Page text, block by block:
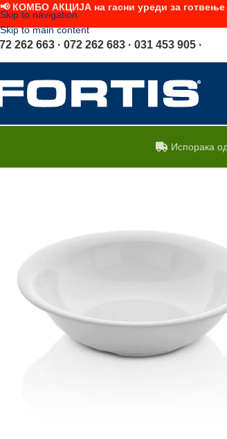
Skip to navigation
Skip to main content
262 663 · 072 262 683 · 031 453 905 ·
Испорака од
📢 КОМБО АКЦИЈА на гасни уреди за готвење